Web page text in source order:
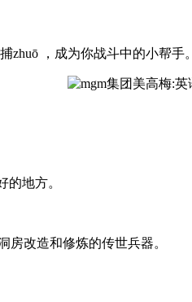
zhuō ，成为你战斗中的小帮手。
地方。
改造和修炼的传世兵器。